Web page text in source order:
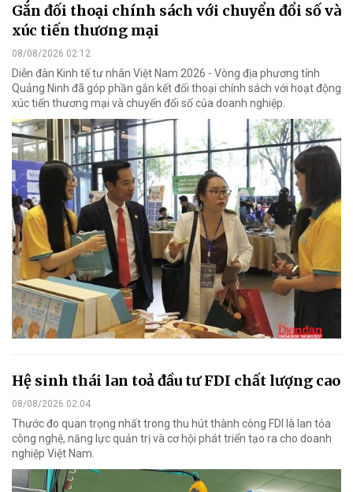
Gắn đối thoại chính sách với chuyển đổi số và
xúc tiến thương mại
08/08/2026 02:12
Diễn đàn Kinh tế tư nhân Việt Nam 2026 - Vòng địa phương tỉnh
Quảng Ninh đã góp phần gắn kết đối thoại chính sách với hoạt động
xúc tiến thương mại và chuyển đổi số của doanh nghiệp.
Hệ sinh thái lan toả đầu tư FDI chất lượng cao
08/08/2026 02:04
Thước đo quan trọng nhất trong thu hút thành công FDI là lan tỏa
công nghệ, năng lực quản trị và cơ hội phát triển tạo ra cho doanh
nghiệp Việt Nam.